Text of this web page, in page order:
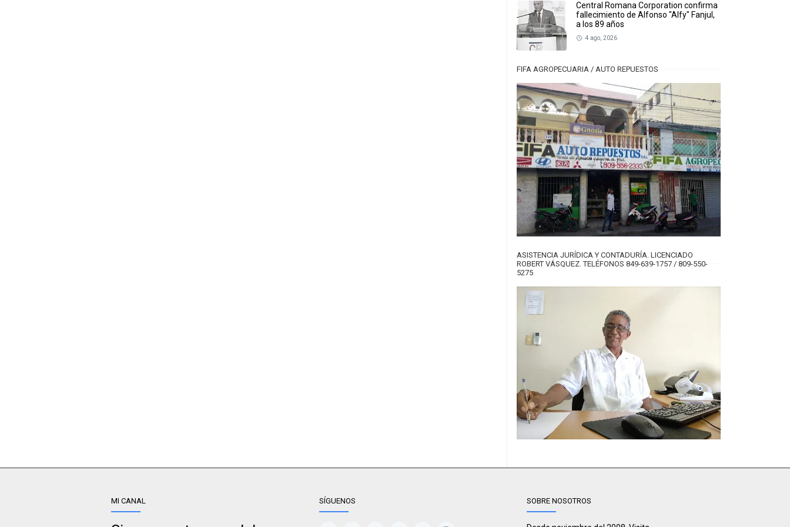
Central Romana Corporation confirma
fallecimiento de Alfonso "Alfy" Fanjul,
a los 89 años
4 ago, 2026
FIFA AGROPECUARIA / AUTO REPUESTOS
ASISTENCIA JURÍDICA Y CONTADURÍA. LICENCIADO
ROBERT VÁSQUEZ. TELÉFONOS 849-639-1757 / 809-550-
5275
MI CANAL SÍGUENOS SOBRE NOSOTROS